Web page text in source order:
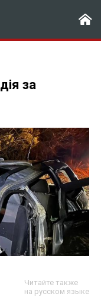
за
Читайте также
на русском языке